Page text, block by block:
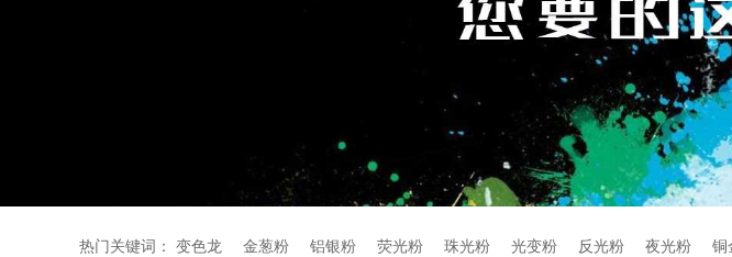
热门关键词： 变色龙 金葱粉 铝银粉 荧光粉 珠光粉 光变粉 反光粉 夜光粉 铜